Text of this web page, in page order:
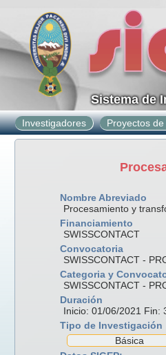
Sistema de
Investigadores Proyectos de
Nombre Abreviado
Procesamiento y
Financiamiento
SWISSCONTACT
Convocatoria
SWISSCONTACT -
Categoria y
SWISSCONTACT -
Duración
Inicio: 01/06/2021 Fin:
Tipo de Investigación
Básica